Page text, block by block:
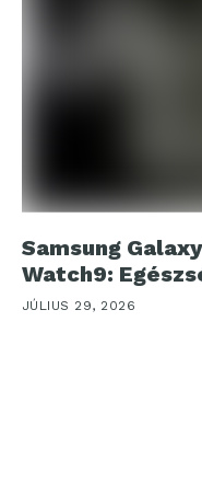
Samsung
Watch9:
JÚLIUS 29, 2026